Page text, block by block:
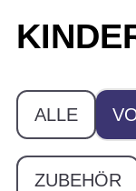
ALLE
ZUBEHÖR